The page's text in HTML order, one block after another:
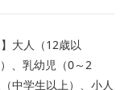
大人（12歳以
、乳幼児（0～2
中学生以上）、小人